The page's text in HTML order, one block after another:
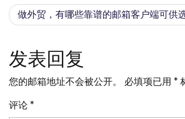
导做外贸，有哪些靠谱的邮箱客户端可供
发表回复
您的邮箱地址不会被公开。 必填项已用 *
评论 *